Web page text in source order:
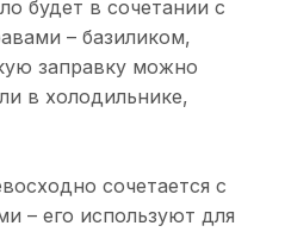
будет в сочетании с
– базиликом,
заправку можно
в холодильнике,
сочетается с
– его используют для